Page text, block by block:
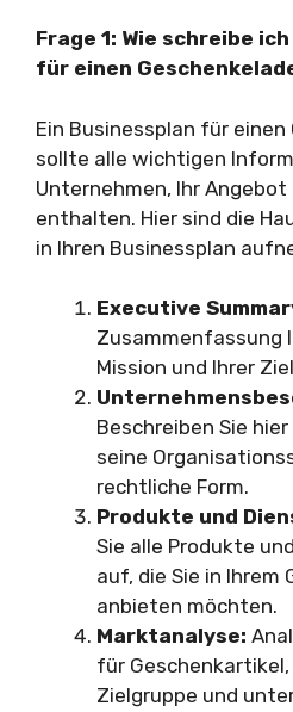
Frage 1: Wie schreibe
für einen
Ein Businessplan für einen
sollte alle wichtigen
Unternehmen, Ihr Angebot
enthalten. Hier sind die
in Ihren Businessplan
Executive
Zusammenfassung
Mission und Ihrer
Beschreiben Sie
seine
rechtliche Form.
Produkte und
Sie alle Produkte
auf, die Sie in Ihrem
anbieten möchten.
Marktanalyse:
für
Zielgruppe und